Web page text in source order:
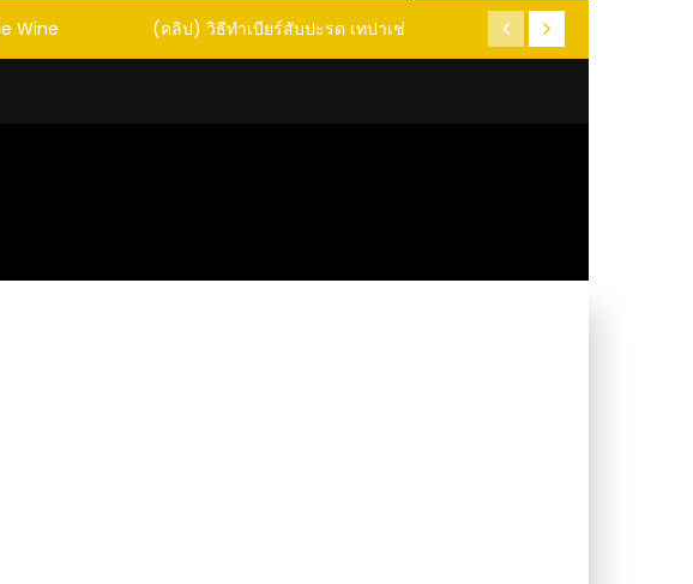
Wine (คลิป) วิธีทำเบียร์สับปะรด เทปาเช่
(คลิป) รู้แล้วจะหนาว!! หัวเดี
หนอนแมลง หนีกระเจิง